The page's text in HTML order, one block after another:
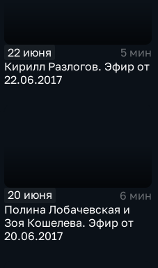
22 июня
5 мин
Кирилл Разлогов. Эфир от
22.06.2017
20 июня
6 мин
Полина Лобачевская и
Зоя Кошелева. Эфир от
20.06.2017